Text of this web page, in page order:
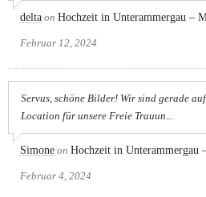
delta on Hochzeit in Unterammergau –
Februar 12, 2024
Servus, schöne Bilder! Wir sind gerade
Location für unsere Freie Trauun...
Simone on Hochzeit in Unterammergau
Februar 4, 2024